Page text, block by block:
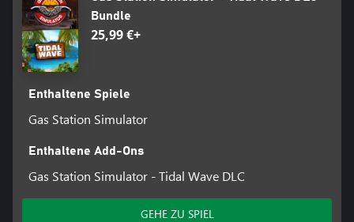
Bundle
25,99 €+
Enthaltene Spiele
Gas Station Simulator
Enthaltene Add-Ons
Gas Station Simulator - Tidal Wave DLC
GEHE ZU SPIEL